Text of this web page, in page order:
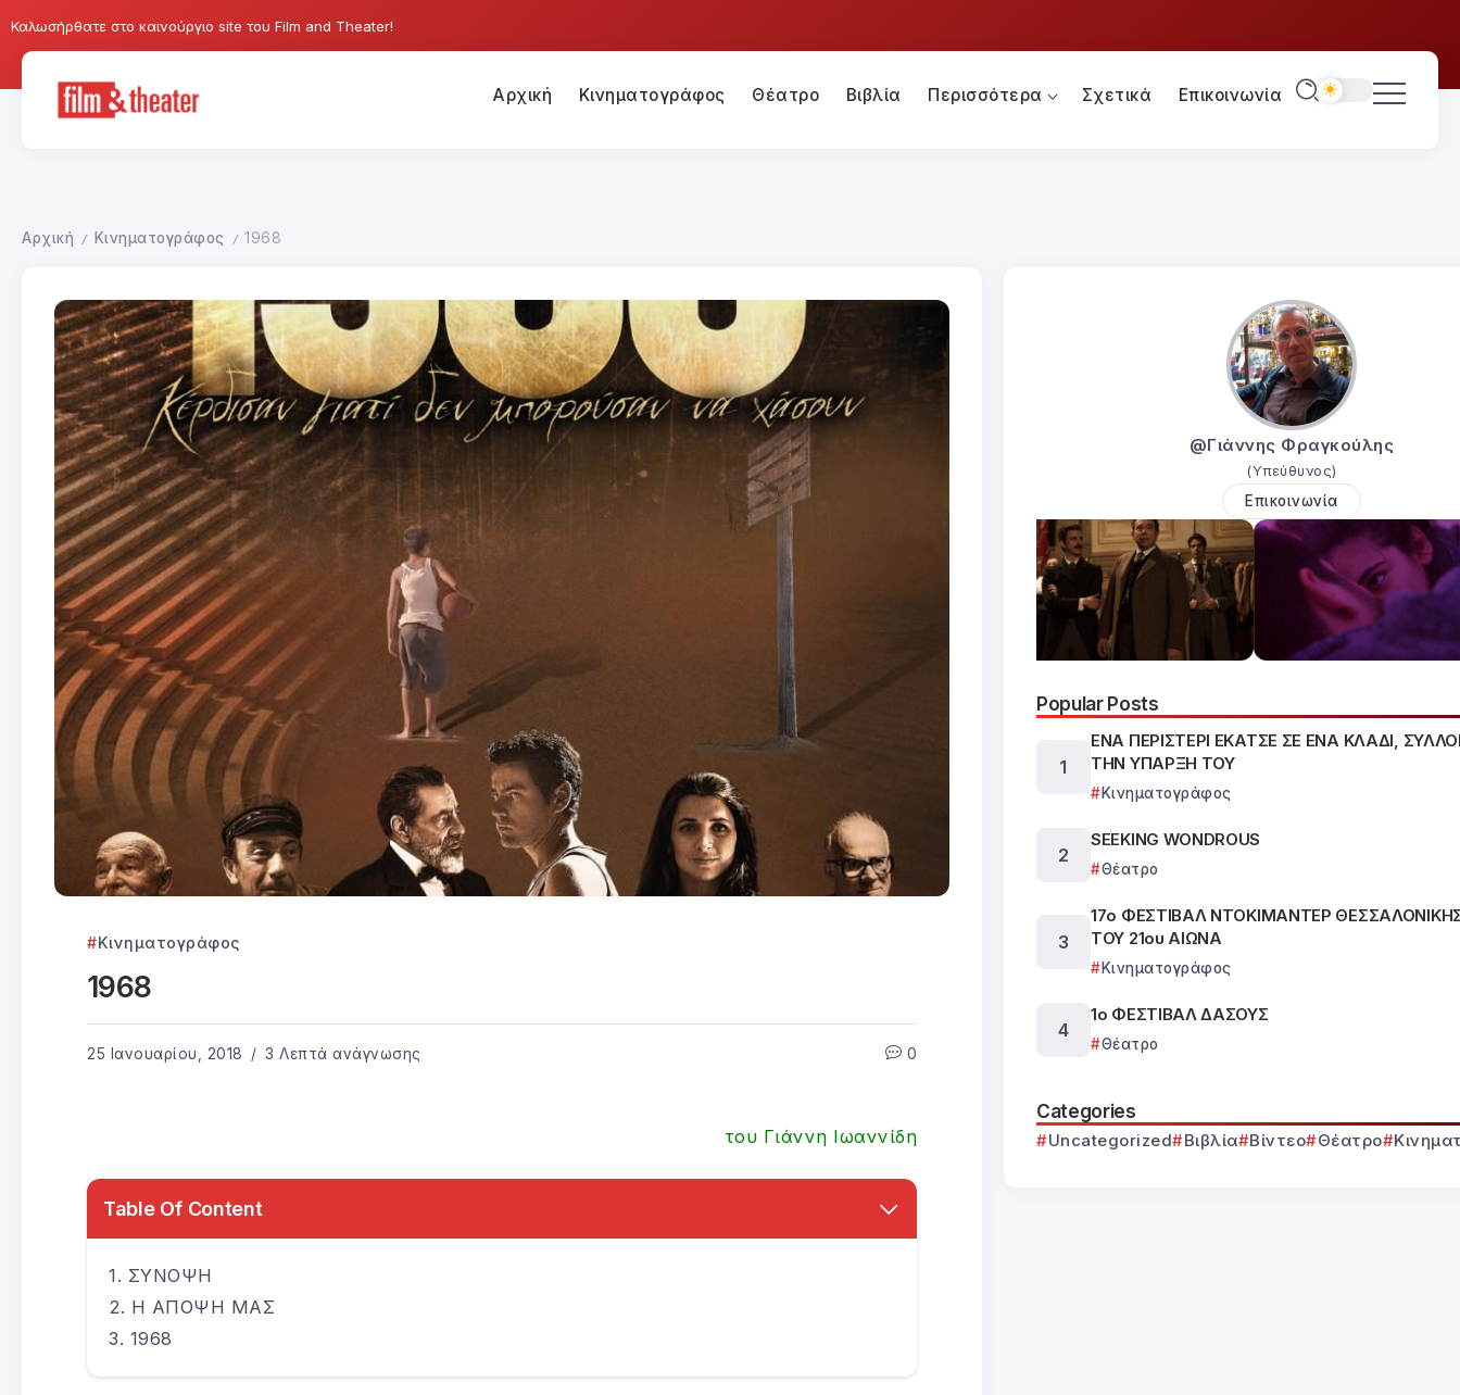
Καλωσήρθατε στο καινούργιο site του Film and Theater!
Αρχική Κινηματογράφος Θέατρο Βιβλία Περισσότερα Σχετικά Επικοινωνία
Αρχική / Κινηματογράφος / 1968
Κινηματογράφος
1968
25 Ιανουαρίου, 2018 3 Λεπτά ανάγνωσης 0
του Γιάννη Ιωαννίδη
Table Of Content
ΣΥΝΟΨΗ
Η ΑΠΟΨΗ ΜΑΣ
1968
@Γιάννης Φραγκούλης
(Υπεύθυνος)
Επικοινωνία
Popular Posts
ΕΝΑ ΠΕΡΙΣΤΕΡΙ ΕΚΑΤΣΕ ΣΕ ΕΝΑ ΚΛΑΔΙ,
ΤΗΝ ΥΠΑΡΞΗ ΤΟΥ
Κινηματογράφος
SEEKING WONDROUS
Θέατρο
17ο ΦΕΣΤΙΒΑΛ ΝΤΟΚΙΜΑΝΤΕΡ
ΤΟΥ 21ου ΑΙΩΝΑ
Κινηματογράφος
1ο ΦΕΣΤΙΒΑΛ ΔΑΣΟΥΣ
Θέατρο
Categories
Uncategorized Βιβλία Βίντεο Θέατρο